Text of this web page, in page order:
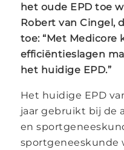
het oude EPD toe
Robert van Cingel,
toe: “Met Medicore
efficiëntieslagen
het huidige EPD.”
Het huidige EPD
jaar gebruikt bij de
en
sportgeneeskunde